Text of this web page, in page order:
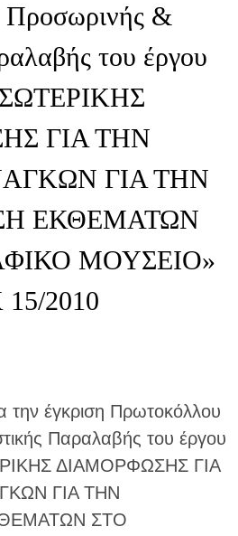
&
του έργου
ΓΙΑ ΤΗΝ
ΓΙΑ ΤΗΝ
ΕΚΘΕΜΑΤΩΝ
ΜΟΥΣΕΙΟ»
2010
έγκριση Πρωτοκόλλου
Παραλαβής του έργου
ΔΙΑΜΟΡΦΩΣΗΣ ΓΙΑ
ΓΙΑ ΤΗΝ
ΣΤΟ